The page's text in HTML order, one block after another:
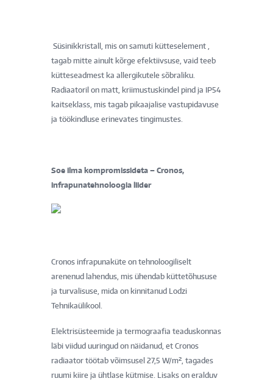
Süsinikkristall, mis on samuti kütteselement ,
tagab mitte ainult kõrge efektiivsuse, vaid teeb
kütteseadmest ka allergikutele sõbraliku.
Radiaatoril on matt, kriimustuskindel pind ja IP54
kaitseklass, mis tagab pikaajalise vastupidavuse
ja töökindluse erinevates tingimustes.
Soe ilma kompromissideta – Cronos,
infrapunatehnoloogia liider
Cronos infrapunaküte on tehnoloogiliselt
arenenud lahendus, mis ühendab küttetõhususe
ja turvalisuse, mida on kinnitanud Lodzi
Tehnikaülikool.
Elektrisüsteemide ja termograafia teaduskonnas
läbi viidud uuringud on näidanud, et Cronos
radiaator töötab võimsusel 27,5 W/m², tagades
ruumi kiire ja ühtlase kütmise. Lisaks on eralduv